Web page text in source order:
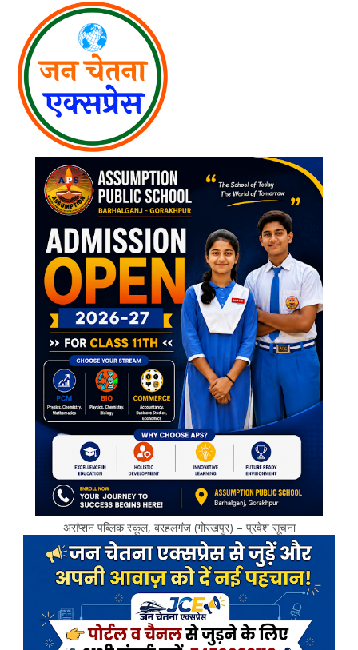
असंप्शन पब्लिक स्कूल, बरहलगंज (गोरखपुर) – प्रवेश सूचना